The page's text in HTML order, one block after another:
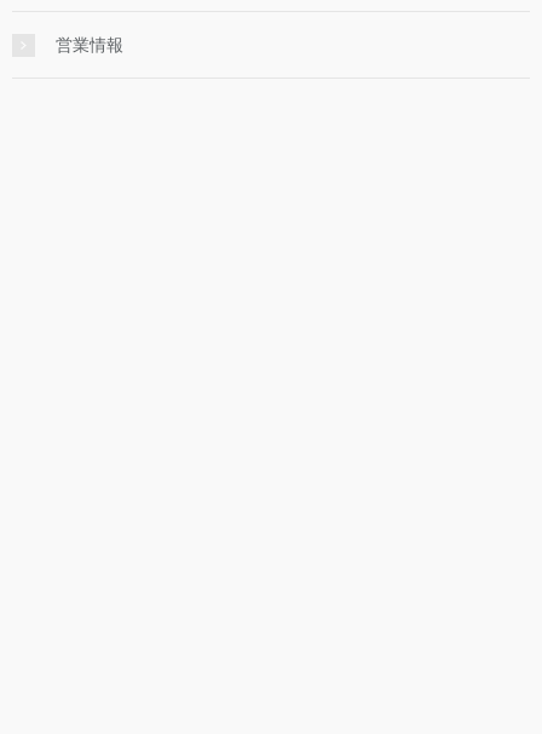
営業情報